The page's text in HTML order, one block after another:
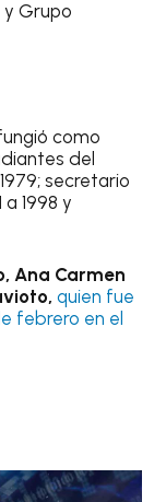
y Grupo
como
del
secretario
a 1998 y
Ana Carmen
quien fue
febrero en el